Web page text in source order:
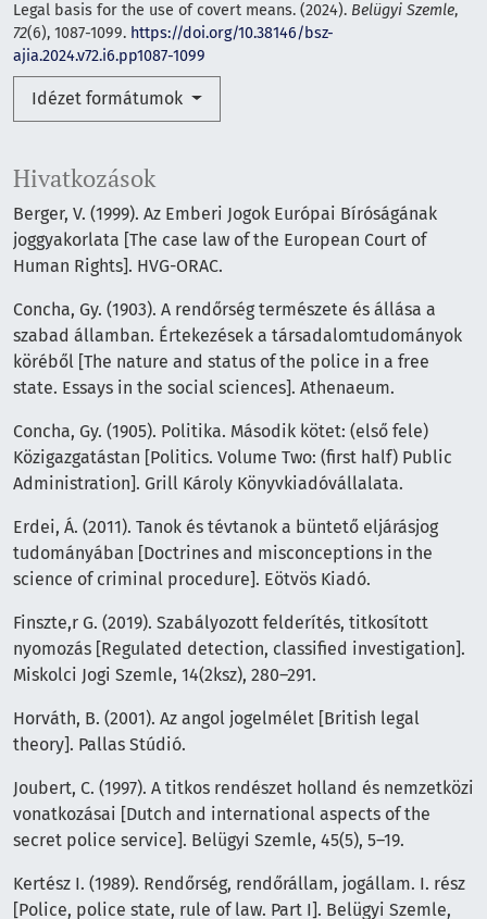
Legal basis for the use of covert means. (2024). Belügyi Szemle,
72(6), 1087-1099. https://doi.org/10.38146/bsz-
ajia.2024.v72.i6.pp1087-1099
Idézet formátumok
Hivatkozások
Berger, V. (1999). Az Emberi Jogok Európai Bíróságának
joggyakorlata [The case law of the European Court of
Human Rights]. HVG-ORAC.
Concha, Gy. (1903). A rendőrség természete és állása a
szabad államban. Értekezések a társadalomtudományok
köréből [The nature and status of the police in a free
state. Essays in the social sciences]. Athenaeum.
Concha, Gy. (1905). Politika. Második kötet: (első fele)
Közigazgatástan [Politics. Volume Two: (first half) Public
Administration]. Grill Károly Könyvkiadóvállalata.
Erdei, Á. (2011). Tanok és tévtanok a büntető eljárásjog
tudományában [Doctrines and misconceptions in the
science of criminal procedure]. Eötvös Kiadó.
Finszte,r G. (2019). Szabályozott felderítés, titkosított
nyomozás [Regulated detection, classified investigation].
Miskolci Jogi Szemle, 14(2ksz), 280–291.
Horváth, B. (2001). Az angol jogelmélet [British legal
theory]. Pallas Stúdió.
Joubert, C. (1997). A titkos rendészet holland és nemzetközi
vonatkozásai [Dutch and international aspects of the
secret police service]. Belügyi Szemle, 45(5), 5–19.
Kertész I. (1989). Rendőrség, rendőrállam, jogállam. I. rész
[Police, police state, rule of law. Part I]. Belügyi Szemle,